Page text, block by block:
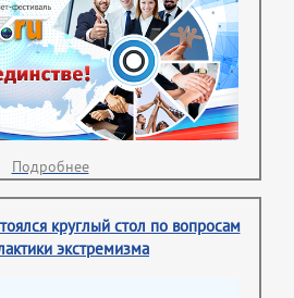
Подробнее
круглый стол по вопросам
экстремизма